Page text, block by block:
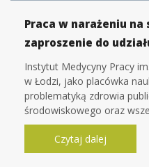
Praca w narażeniu
zaproszenie do
Instytut Medycyny Pracy
w Łodzi, jako placówka
problematyką zdrowia
środowiskowego oraz
Czytaj dalej